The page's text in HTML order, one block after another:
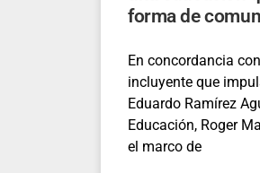
forma de
En concordancia
incluyente que
Eduardo Ramírez
Educación, Roger
el marco de